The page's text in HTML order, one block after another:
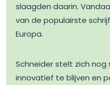
slaagden daarin.
van de populairste
Europa.
Schneider stelt zich
innovatief te blijven en